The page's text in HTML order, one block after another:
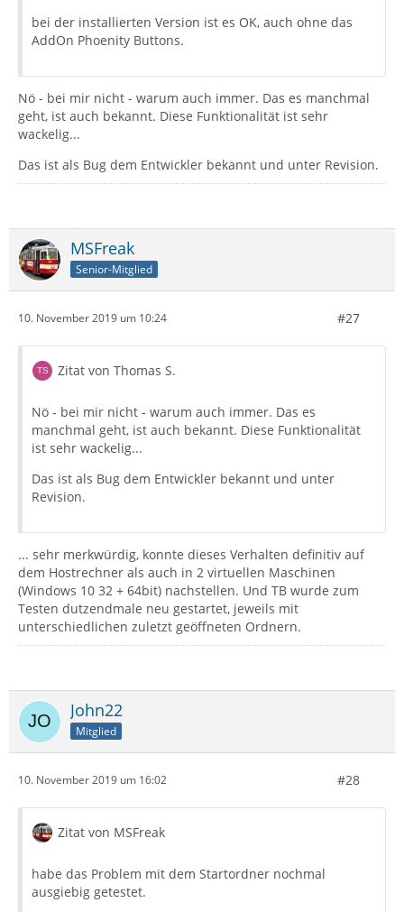
bei der installierten Version ist es OK, auch ohne das
AddOn Phoenity Buttons.
Nö - bei mir nicht - warum auch immer. Das es manchmal
geht, ist auch bekannt. Diese Funktionalität ist sehr
wackelig...
Das ist als Bug dem Entwickler bekannt und unter Revision.
MSFreak
Senior-Mitglied
10. November 2019 um 10:24 #27
Zitat von Thomas S.
Nö - bei mir nicht - warum auch immer. Das es
manchmal geht, ist auch bekannt. Diese Funktionalität
ist sehr wackelig...
Das ist als Bug dem Entwickler bekannt und unter
Revision.
... sehr merkwürdig, konnte dieses Verhalten definitiv auf
dem Hostrechner als auch in 2 virtuellen Maschinen
(Windows 10 32 + 64bit) nachstellen. Und TB wurde zum
Testen dutzendmale neu gestartet, jeweils mit
unterschiedlichen zuletzt geöffneten Ordnern.
John22
Mitglied
10. November 2019 um 16:02 #28
Zitat von MSFreak
habe das Problem mit dem Startordner nochmal
ausgiebig getestet.